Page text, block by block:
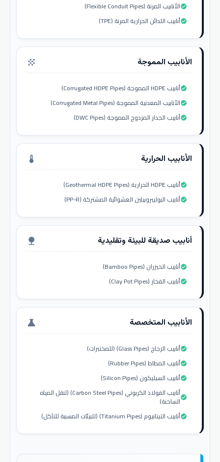
الأنابيب المرنة (Flexible Conduit Pipes)check_circle
أنابيب اللدائن الحرارية المرنة (TPE)check_circle
الأنابيب المموجة grain
أنابيب HDPE المموجة (Corrugated HDPE Pipes)check_circle
الأنابيب المعدنية المموجة (Corrugated Metal Pipes)check_circle
أنابيب الجدار المزدوج المموجة (DWC Pipes)check_circle
الأنابيب الحرارية thermostat
أنابيب HDPE الحرارية (Geothermal HDPE Pipes)check_circle
أنابيب البوليبروبيلين العشوائية المشتركة (PP-R)check_circle
أنابيب صديقة للبيئة وتقليدية nature
أنابيب الخيزران (Bamboo Pipes)check_circle
أنابيب الفخار (Clay Pot Pipes)check_circle
الأنابيب المتخصصة science
أنابيب الزجاج (Glass Pipes) (للمختبرات)check_circle
أنابيب المطاط (Rubber Pipes)check_circle
أنابيب السيليكون (Silicon Pipes)check_circle
أنابيب الفولاذ الكربوني (Carbon Steel Pipes) (لنقل المياه
الساخنة)check_circle
أنابيب التيتانيوم (Titanium Pipes) (للبيئات المسببة للتآكل)check_circle